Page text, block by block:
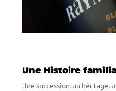
Une Histoire
Une succession, un héritage,